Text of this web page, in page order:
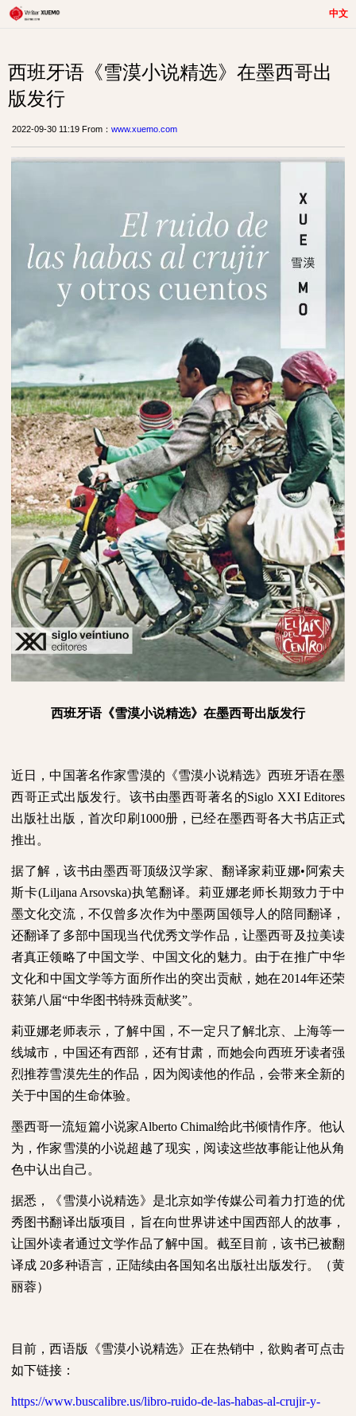
中文
西班牙语《雪漠小说精选》在墨西哥出
版发行
2022-09-30 11:19 From： www.xuemo.com
西班牙语《雪漠小说精选》在墨西哥出版发行
近日，中国著名作家雪漠的《雪漠小说精选》西班牙语在墨
西哥正式出版发行。该书由墨西哥著名的Siglo XXI Editores
出版社出版，首次印刷 1000册，已经在墨西哥各大书店正式
推出。
据了解，该书由墨西哥顶级汉学家、翻译家莉亚娜•阿索夫
斯卡(Liljana Arsovska)执笔翻译。莉亚娜老师长期致力于中
墨文化交流，不仅曾多次作为中墨两国领导人的陪同翻译，
还翻译了多部中国现当代优秀文学作品，让墨西哥及拉美读
者真正领略了中国文学、中国文化的魅力。由于在推广中华
文化和中国文学等方面所作出的突出贡献，她在2014年还荣
获第八届“中华图书特殊贡献奖”。
莉亚娜老师表示，了解中国，不一定只了解北京、上海等一
线城市，中国还有西部，还有甘肃，而她会向西班牙读者强
烈推荐雪漠先生的作品，因为阅读他的作品，会带来全新的
关于中国的生命体验。
墨西哥一流短篇小说家Alberto Chimal给此书倾情作序。他认
为，作家雪漠的小说超越了现实，阅读这些故事能让他从角
色中认出自己。
据悉，《雪漠小说精选》是北京如学传媒公司着力打造的优
秀图书翻译出版项目，旨在向世界讲述中国西部人的故事，
让国外读者通过文学作品了解中国。截至目前，该书已被翻
译成 20多种语言，正陆续由各国知名出版社出版发行。（黄
丽蓉）
目前，西语版《雪漠小说精选》正在热销中，欲购者可点击
如下链接：
https://www.buscalibre.us/libro-ruido-de-las-habas-al-crujir-y-